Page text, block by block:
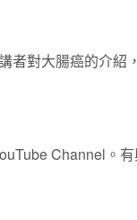
者對大腸癌的介紹
Channel。